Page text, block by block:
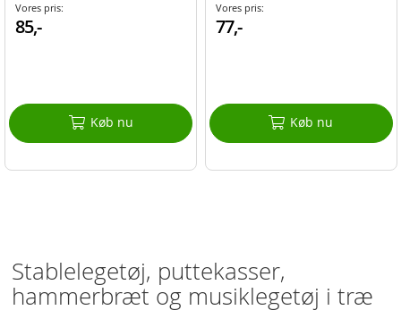
Vores pris:
85,-
Køb nu
Vores pris:
77,-
Køb nu
Stablelegetøj, puttekasser,
hammerbræt og musiklegetøj i træ